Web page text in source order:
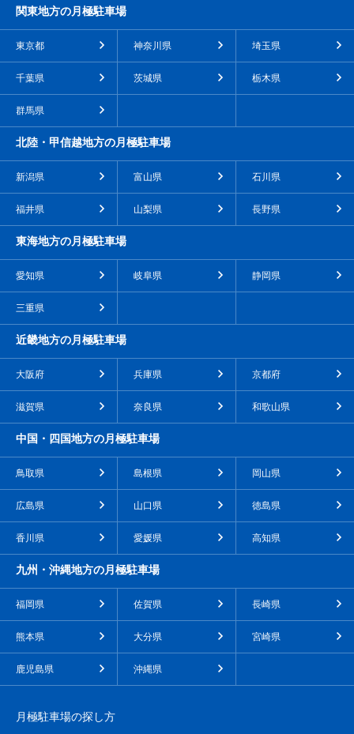
関東地方の月極駐車場
東京都 神奈川県 埼玉県
千葉県 茨城県 栃木県
群馬県
北陸・甲信越地方の月極駐車場
新潟県 富山県 石川県
福井県 山梨県 長野県
東海地方の月極駐車場
愛知県 岐阜県 静岡県
三重県
近畿地方の月極駐車場
大阪府 兵庫県 京都府
滋賀県 奈良県 和歌山県
中国・四国地方の月極駐車場
鳥取県 島根県 岡山県
広島県 山口県 徳島県
香川県 愛媛県 高知県
九州・沖縄地方の月極駐車場
福岡県 佐賀県 長崎県
熊本県 大分県 宮崎県
鹿児島県 沖縄県
月極駐車場の探し方